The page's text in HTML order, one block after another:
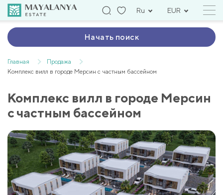
Ru EUR
Начать поиск
Главная
Продажа
Комплекс вилл в городе Мерсин с частным бассейном
Комплекс вилл в городе Мерсин
с частным бассейном